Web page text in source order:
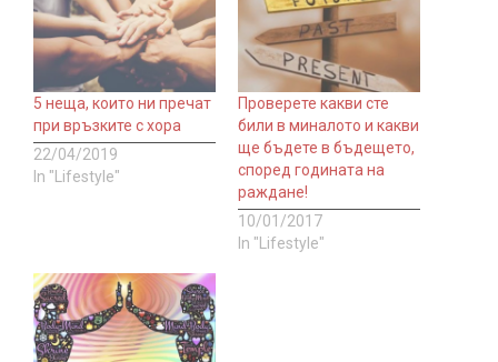
5 неща, които ни пречат
при връзките с хора
22/04/2019
In "Lifestyle"
Проверете какви сте
били в миналото и какви
ще бъдете в бъдещето,
според годината на
раждане!
10/01/2017
In "Lifestyle"